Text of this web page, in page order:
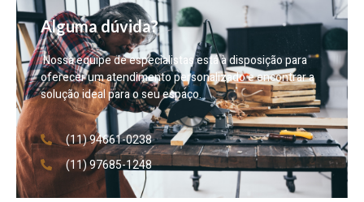
Alguma dúvida?
Nossa equipe de especialistas está à disposição para
oferecer um atendimento personalizado e encontrar a
solução ideal para o seu espaço.
(11) 94661-0238
(11) 97685-1248